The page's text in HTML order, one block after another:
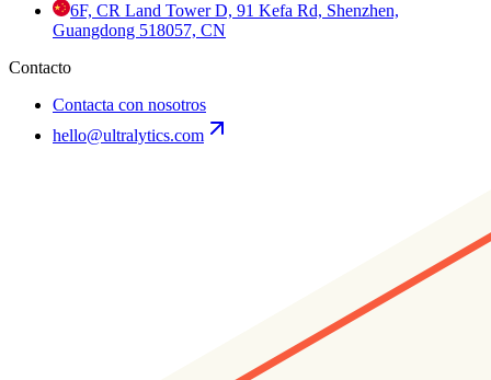
6F, CR Land Tower D, 91 Kefa Rd, Shenzhen,
Guangdong 518057, CN
Contacto
Contacta con nosotros
hello@ultralytics.com